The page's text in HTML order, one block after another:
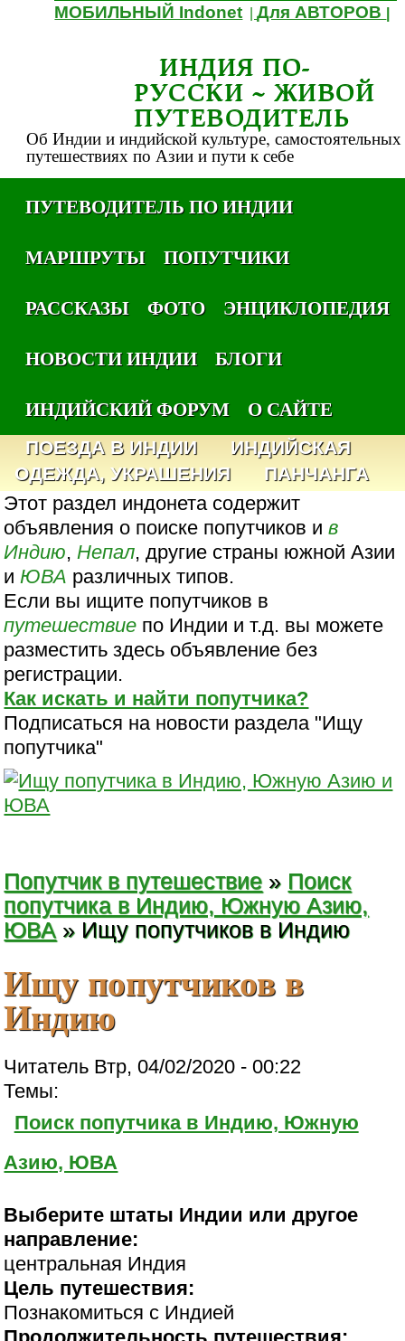
МОБИЛЬНЫЙ Indonet |Для АВТОРОВ
ИНДИЯ ПО-
РУССКИ ~ ЖИВОЙ
ПУТЕВОДИТЕЛЬ
Об Индии и индийской культуре, самостоятельных
путешествиях по Азии и пути к себе
ПУТЕВОДИТЕЛЬ ПО ИНДИИ
МАРШРУТЫ
ПОПУТЧИКИ
РАССКАЗЫ
ФОТО
ЭНЦИКЛОПЕДИЯ
НОВОСТИ ИНДИИ
БЛОГИ
ИНДИЙСКИЙ ФОРУМ
О САЙТЕ
ПОЕЗДА В ИНДИИ
ИНДИЙСКАЯ
ОДЕЖДА, УКРАШЕНИЯ
ПАНЧАНГА
Этот раздел индонета содержит
объявления о поиске попутчиков ив
Индию,Непал, другие страны южной Азии
иЮВА различных типов.
Если вы ищите попутчиков в
путешествие по Индии и т.д. вы можете
разместить здесь объявление без
регистрации.
Как искать и найти попутчика?
Подписаться на новости раздела "Ищу
попутчика"
Попутчик в путешествие » Поиск
попутчика в Индию, Южную Азию,
ЮВА » Ищу попутчиков в Индию
Ищу попутчиков в
Индию
Читатель Втр, 04/02/2020 - 00:22
Темы:
Поиск попутчика в Индию, Южную
Азию, ЮВА
Выберите штаты Индии или другое
направление:
центральная Индия
Цель путешествия:
Познакомиться с Индией